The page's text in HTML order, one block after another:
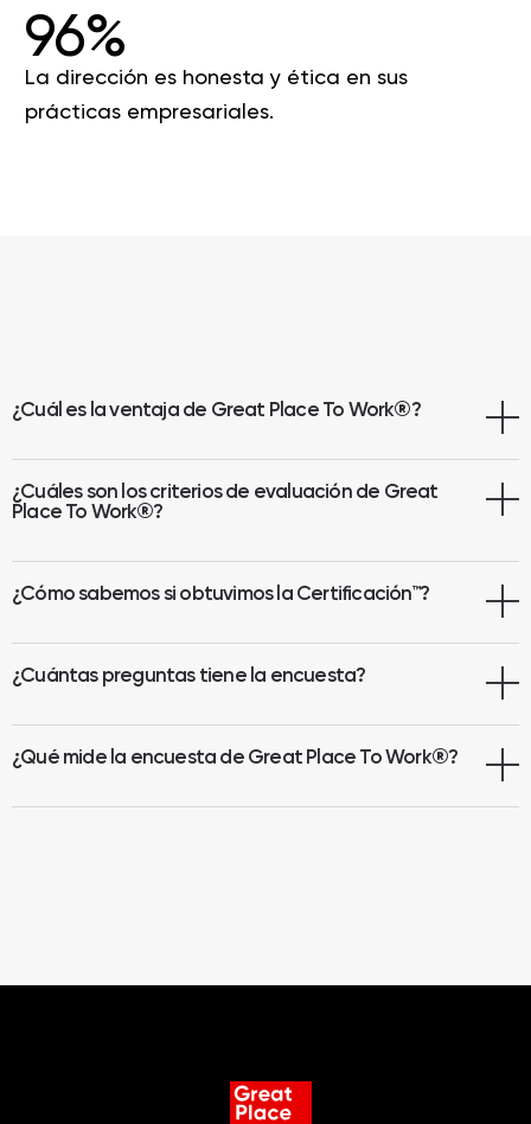
96%
La dirección es honesta y ética en sus
prácticas empresariales.
¿Cuál es la ventaja de Great Place To Work®?
¿Cuáles son los criterios de evaluación de Great
Place To Work®?
¿Cómo sabemos si obtuvimos la Certificación™?
¿Cuántas preguntas tiene la encuesta?
¿Qué mide la encuesta de Great Place To Work®?